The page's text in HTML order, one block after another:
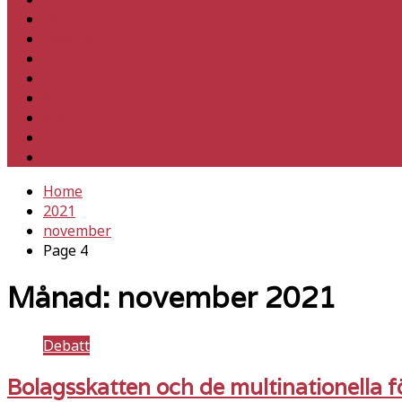
Home
2021
november
Page 4
Månad: november 2021
Debatt
Bolagsskatten och de multinationella